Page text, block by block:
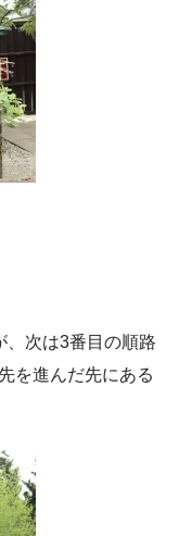
次は3番目の順路
を進んだ先にある